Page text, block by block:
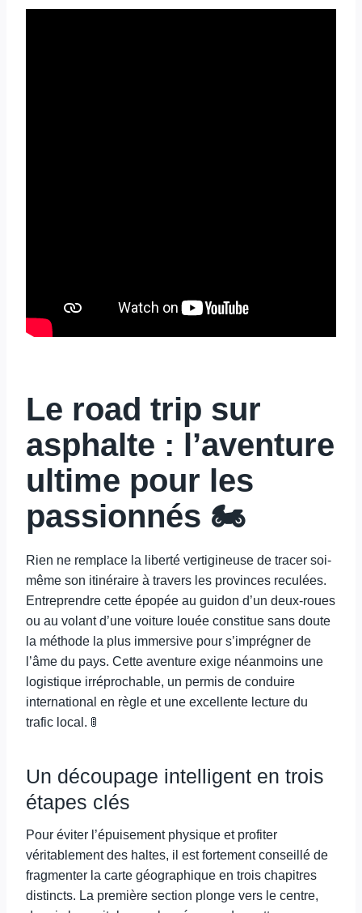
Le road trip sur
asphalte : l’aventure
ultime pour les
passionnés 🏍️
Rien ne remplace la liberté vertigineuse de tracer soi-
même son itinéraire à travers les provinces reculées.
Entreprendre cette épopée au guidon d’un deux-roues
ou au volant d’une voiture louée constitue sans doute
la méthode la plus immersive pour s’imprégner de
l’âme du pays. Cette aventure exige néanmoins une
logistique irréprochable, un permis de conduire
international en règle et une excellente lecture du
trafic local. 🚦
Un découpage intelligent en trois
étapes clés
Pour éviter l’épuisement physique et profiter
véritablement des haltes, il est fortement conseillé de
fragmenter la carte géographique en trois chapitres
distincts. La première section plonge vers le centre,